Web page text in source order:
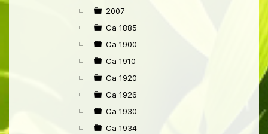
►
2007
Ca 1885
Ca 1900
Ca 1910
Ca 1920
Ca 1926
Ca 1930
Ca 1934